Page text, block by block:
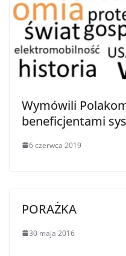
Wymówili
beneficjentami
6 czerwca 2019
PORAŻKA
30 maja 2016